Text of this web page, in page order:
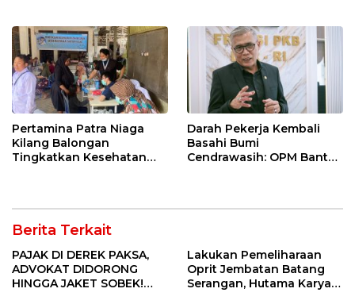
Jatibarang 2026
Pertamina Patra Niaga
Kilang Balongan
Tingkatkan Kesehatan
Darah Pekerja Kembali
Basahi Bumi
Cendrawasih: OPM Bantai
Berita Terkait
PAJAK DI DEREK PAKSA,
ADVOKAT DIDORONG
HINGGA JAKET SOBEK!
Lakukan Pemeliharaan
Oprit Jembatan Batang
Serangan, Hutama Karya